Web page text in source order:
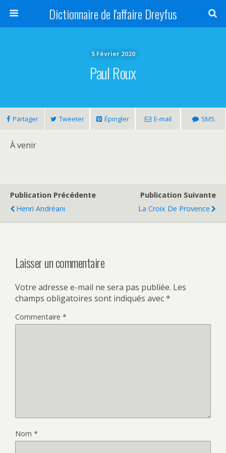
Dictionnaire de l'affaire Dreyfus
5 Février 2020
Paul Roux
Partager Tweeter Épingler E-mail SMS
À venir
Publication Précédente
Henri Andréani
Publication Suivante
La Croix De Provence
Laisser un commentaire
Votre adresse e-mail ne sera pas publiée. Les
champs obligatoires sont indiqués avec*
Commentaire *
Nom *